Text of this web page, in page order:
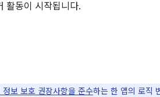
활동이 시작됩니다.
정보 보호 권장사항을 준수하는 한 앱의 로직